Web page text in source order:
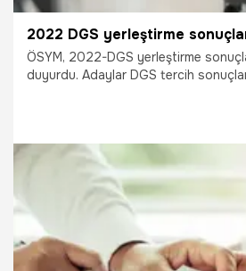
ÖSYM, 2022-DGS yerleştirme
duyurdu. Adaylar DGS tercih
Kayıt nasıl yapılır? İşte 2022-DGS
ekranı!
8.09.2022 Eğitim